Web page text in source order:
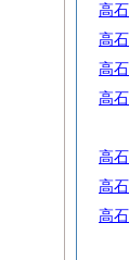
高
高
高
高
高
高
高